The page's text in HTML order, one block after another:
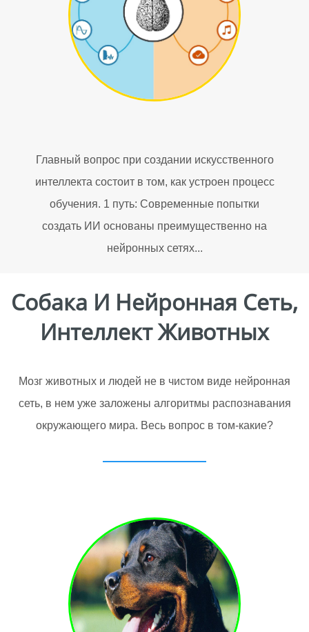
Главный вопрос при создании искусственного
интеллекта состоит в том, как устроен процесс
обучения. 1 путь: Современные попытки
создать ИИ основаны преимущественно на
нейронных сетях...
Собака И Нейронная Сеть,
Интеллект Животных
Мозг животных и людей не в чистом виде нейронная
сеть, в нем уже заложены алгоритмы распознавания
окружающего мира. Весь вопрос в том-какие?